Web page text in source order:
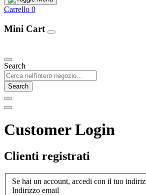
Carrello 0
Mini Cart
Search
Search
Customer Login
Clienti registrati
Se hai un account, accedi con il tuo
Indirizzo email